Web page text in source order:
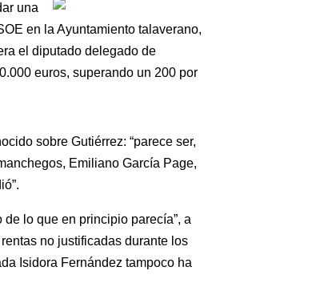
una
en la Ayuntamiento talaverano,
el diputado delegado de
euros, superando un 200 por
sobre Gutiérrez: “parece ser,
Emiliano García Page,
lo que en principio parecía”, a
no justificadas durante los
Isidora Fernández tampoco ha